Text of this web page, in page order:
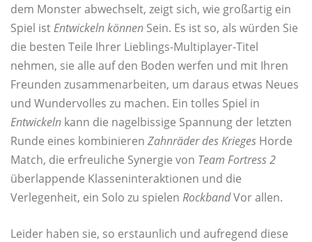
dem Monster abwechselt, zeigt sich, wie großartig ein
Spiel istEntwickelnkönnen Sein. Es ist so, als würden Sie
die besten Teile Ihrer Lieblings-Multiplayer-Titel
nehmen, sie alle auf den Boden werfen und mit Ihren
Freunden zusammenarbeiten, um daraus etwas Neues
und Wundervolles zu machen. Ein tolles Spiel in
Entwickeln kann die nagelbissige Spannung der letzten
Runde eines kombinieren Zahnräder des Krieges Horde
Match, die erfreuliche Synergie von Team Fortress 2
überlappende Klasseninteraktionen und die
Verlegenheit, ein Solo zu spielen RockbandVor allen.
Leider haben sie, so erstaunlich und aufregend diese